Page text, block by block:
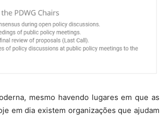
mesmo havendo lugares em que as
em dia existem organizações que ajudam